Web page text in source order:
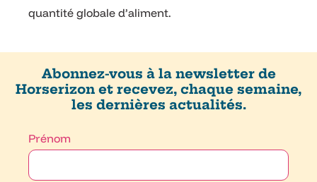
quantité globale d’aliment.
Abonnez-vous à la newsletter de
Horserizon et recevez, chaque semaine,
les dernières actualités.
Prénom